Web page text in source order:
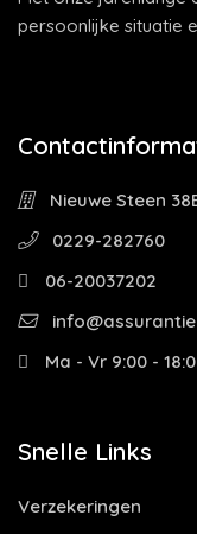
persoonlijke situatie
Nieuwe Steen
0229-282760
06-20037202
Ma - Vr 9:00 -
Snelle Links
Verzekeringen